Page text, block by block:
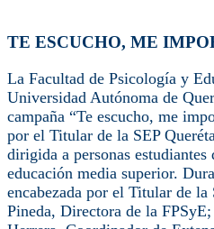
TE ESCUCHO, ME
La Facultad de Psicología y
Universidad Autónoma de
campaña “Te escucho, me
por el Titular de la SEP
dirigida a personas
educación media superior.
encabezada por el Titular de
Pineda, Directora de la